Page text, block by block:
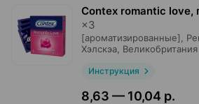
Contex romantic love,
×3
[ароматизированные],
Хэлскэа , Великобритания
Инструкция
8,63 — 10,04 р.